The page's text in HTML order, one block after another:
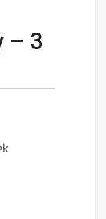
– 3